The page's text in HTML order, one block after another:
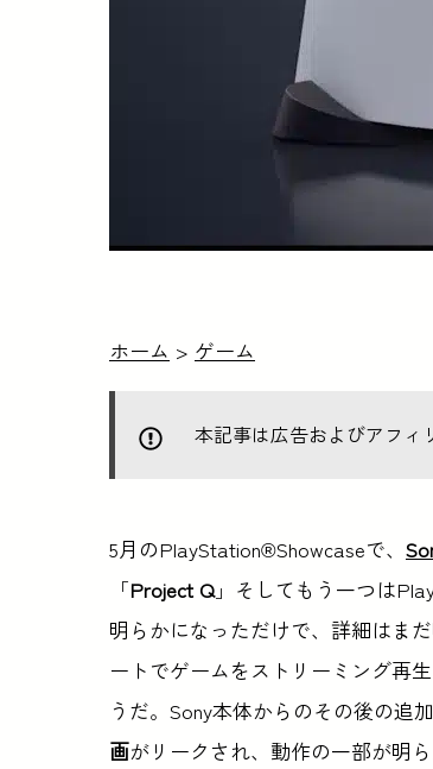
ホーム > ゲーム
本記事は広告およびアフィ
5月のPlayStation®Showcaseで、
「Project Q」そしてもう一つは
明らかになっただけで、詳細はま
ートでゲームをストリーミング再
うだ。Sony本体からのその後の追
画がリークされ、動作の一部が明ら